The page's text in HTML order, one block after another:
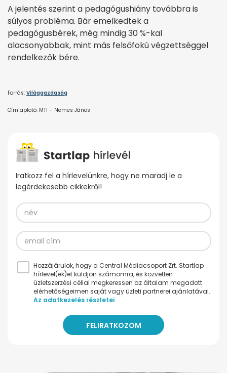
A jelentés szerint a pedagógushiány továbbra is
súlyos probléma. Bár emelkedtek a
pedagógusbérek, még mindig 30 %-kal
alacsonyabbak, mint más felsőfokú végzettséggel
rendelkezők bére.
Forrás: Világgazdaság
Címlapfotó: MTI – Nemes János
Iratkozz fel a hírlevelünkre, hogy ne maradj le a
legérdekesebb cikkekről!
Hozzájárulok, hogy a Central Médiacsoport Zrt. Startlap
hírlevel(ek)et küldjön számomra, és közvetlen
üzletszerzési céllal megkeressen az általam megadott
elérhetőségeimen saját vagy üzleti partnerei ajánlatával.
Az adatkezelés részletei